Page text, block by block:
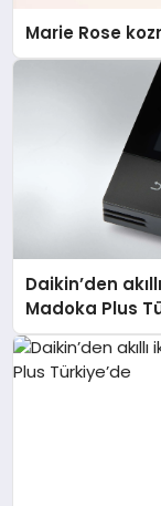
Marie Rose
Daikin’den
Madoka Plus